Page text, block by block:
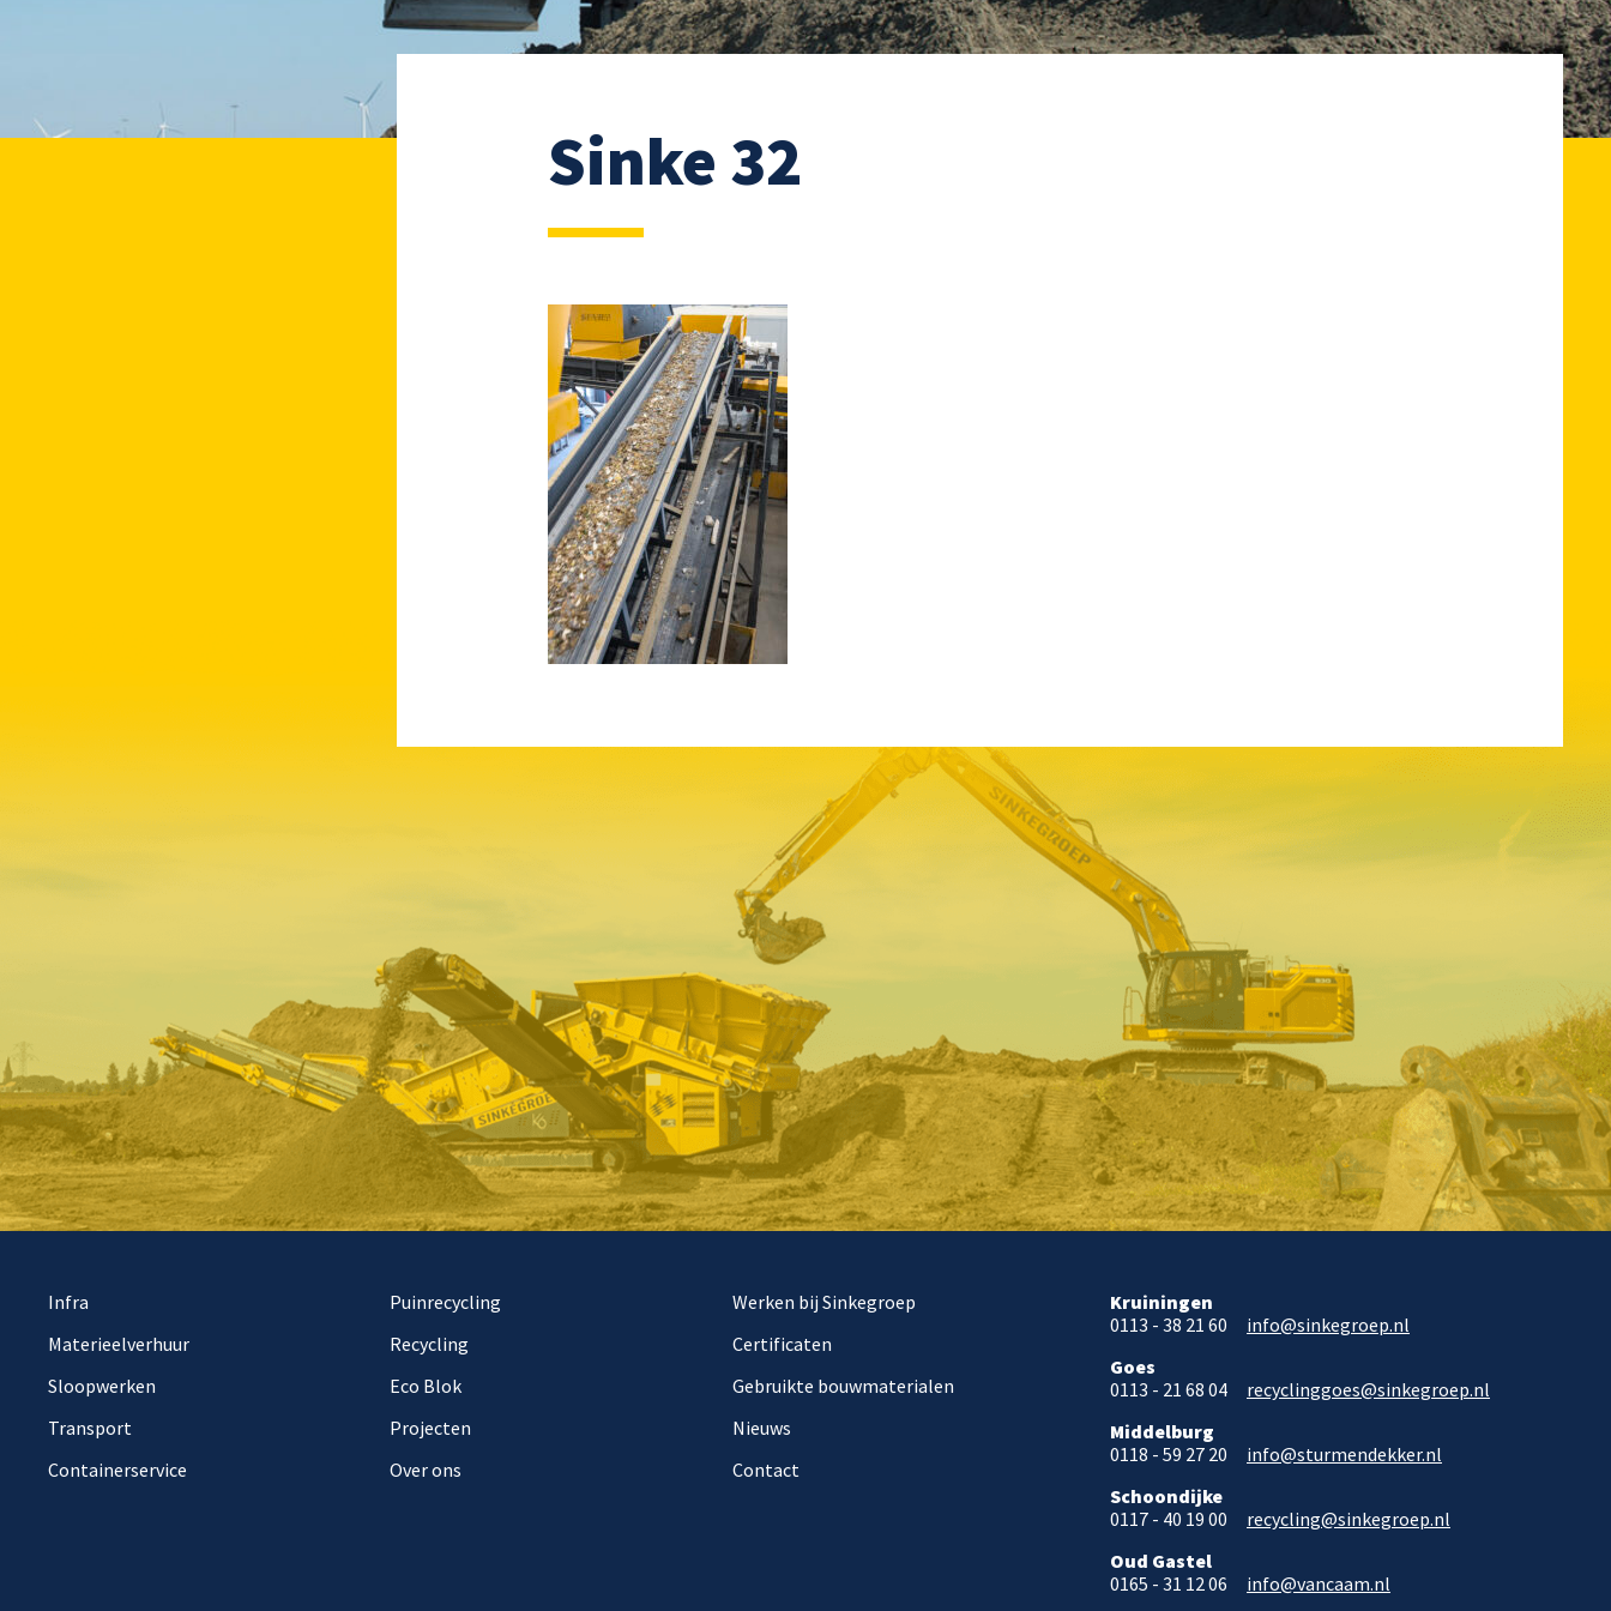
Sinke 32
Infra
Materieelverhuur
Sloopwerken
Transport
Containerservice
Puinrecycling
Recycling
Eco Blok
Projecten
Over ons
Werken bij Sinkegroep
Certificaten
Gebruikte bouwmaterialen
Nieuws
Contact
Kruiningen
0113 - 38 21 60
info@sinkegroep.nl
Goes
0113 - 21 68 04
recyclinggoes@sinkegroep.nl
Middelburg
0118 - 59 27 20
info@sturmendekker.nl
Schoondijke
0117 - 40 19 00
recycling@sinkegroep.nl
Oud Gastel
0165 - 31 12 06
info@vancaam.nl